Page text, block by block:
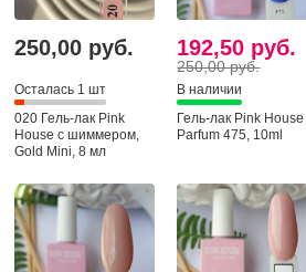
250,00 руб.
Осталась 1 шт
020 Гель-лак Pink
House с шиммером,
Gold Mini, 8 мл
192,50 руб.
250,00 руб.
В наличии
Гель-лак Pink House
Parfum 475, 10ml